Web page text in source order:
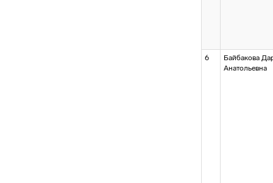
6
Байбакова
Анатольевна